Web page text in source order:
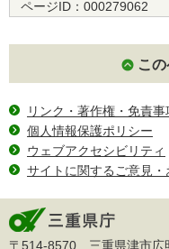
ページID： 000279062
こ
リンク・著作権・免責
個人情報保護ポリシー
ウェブアクセシビリティ
サイトに関するご意見
〒514-8570 三重県津市広